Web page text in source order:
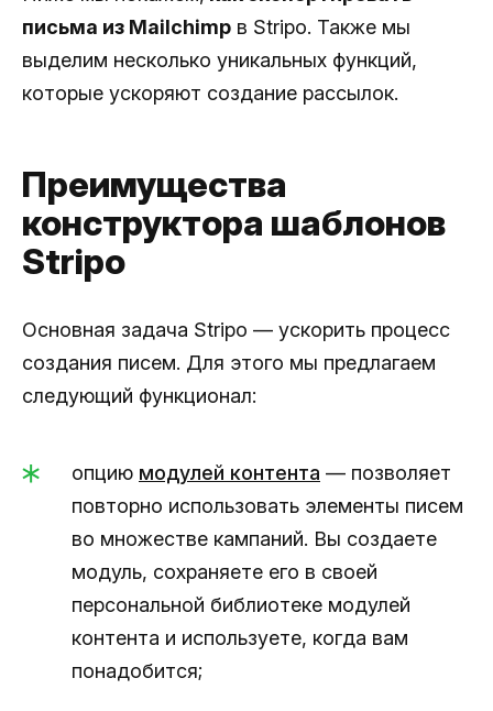
письма из Mailchimp в Stripo. Также мы
выделим несколько уникальных функций,
которые ускоряют создание рассылок.
Преимущества
конструктора шаблонов
Stripo
Основная задача Stripo — ускорить процесс
создания писем. Для этого мы предлагаем
следующий функционал:
опцию модулей контента — позволяет
повторно использовать элементы писем
во множестве кампаний. Вы создаете
модуль, сохраняете его в своей
персональной библиотеке модулей
контента и используете, когда вам
понадобится;